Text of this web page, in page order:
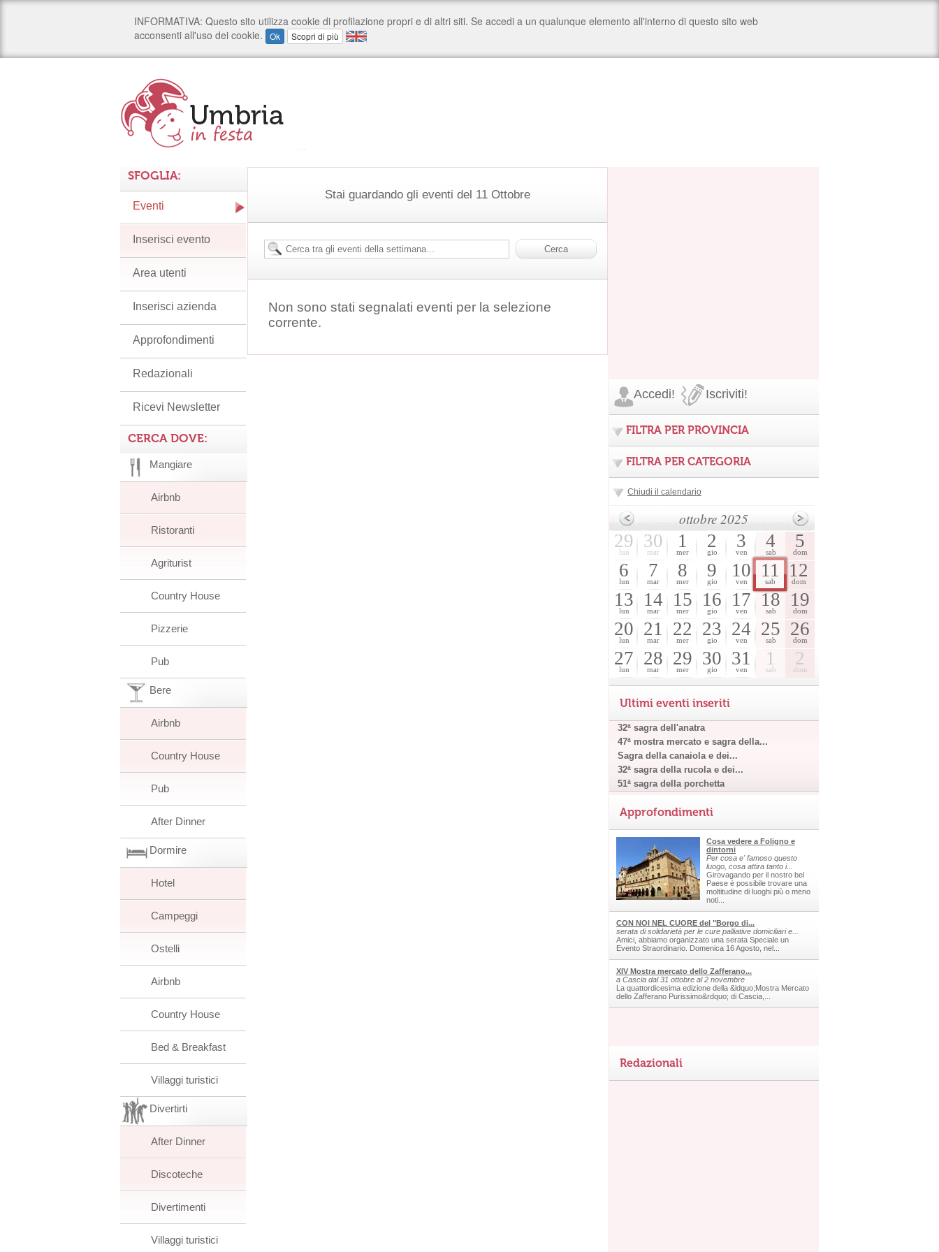
Stai guardando gli eventi del 11 Ottobre
Non sono stati segnalati eventi per la selezione
corrente.
SFOGLIA:
Eventi
Inserisci evento
Area utenti
Inserisci azienda
Approfondimenti
Redazionali
Ricevi Newsletter
CERCA DOVE:
Mangiare
Airbnb
Ristoranti
Agriturist
Country House
Pizzerie
Pub
Bere
Airbnb
Country House
Pub
After Dinner
Dormire
Hotel
Campeggi
Ostelli
Airbnb
Country House
Bed & Breakfast
Villaggi turistici
Divertirti
After Dinner
Discoteche
Divertimenti
Villaggi turistici
Accedi! Iscriviti!
FILTRA PER PROVINCIA
FILTRA PER CATEGORIA
Chiudi il calendario
ottobre 2025
29
lun
30
mar
1
mer
2
gio
3
ven
4
sab
5
dom
6
lun
7
mar
8
mer
9
gio
10
ven
11
sab
12
dom
13
lun
14
mar
15
mer
16
gio
17
ven
18
sab
19
dom
20
lun
21
mar
22
mer
23
gio
24
ven
25
sab
26
dom
27
lun
28
mar
29
mer
30
gio
31
ven
1
sab
2
dom
Ultimi eventi inseriti
32ª sagra dell'anatra
47ª mostra mercato e sagra della...
Sagra della canaiola e dei...
32ª sagra della rucola e dei...
51ª sagra della porchetta
Approfondimenti
Cosa vedere a Foligno e
dintorni
Per cosa e' famoso questo
luogo, cosa attira tanto i...
Girovagando per il nostro bel
Paese è possibile trovare una
moltitudine di luoghi più o meno
noti...
CON NOI NEL CUORE del "Borgo di...
serata di solidarietà per le cure palliative domiciliari e...
Amici, abbiamo organizzato una serata Speciale un
Evento Straordinario. Domenica 16 Agosto, nel...
XIV Mostra mercato dello Zafferano...
a Cascia dal 31 ottobre al 2 novembre
La quattordicesima edizione della &ldquo;Mostra Mercato
dello Zafferano Purissimo&rdquo; di Cascia,...
Redazionali